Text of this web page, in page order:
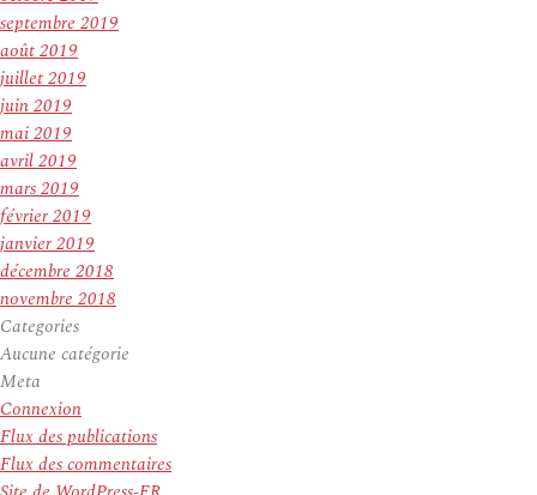
septembre 2019
août 2019
juillet 2019
juin 2019
mai 2019
avril 2019
mars 2019
février 2019
janvier 2019
décembre 2018
novembre 2018
Categories
Aucune catégorie
Meta
Connexion
Flux des publications
Flux des commentaires